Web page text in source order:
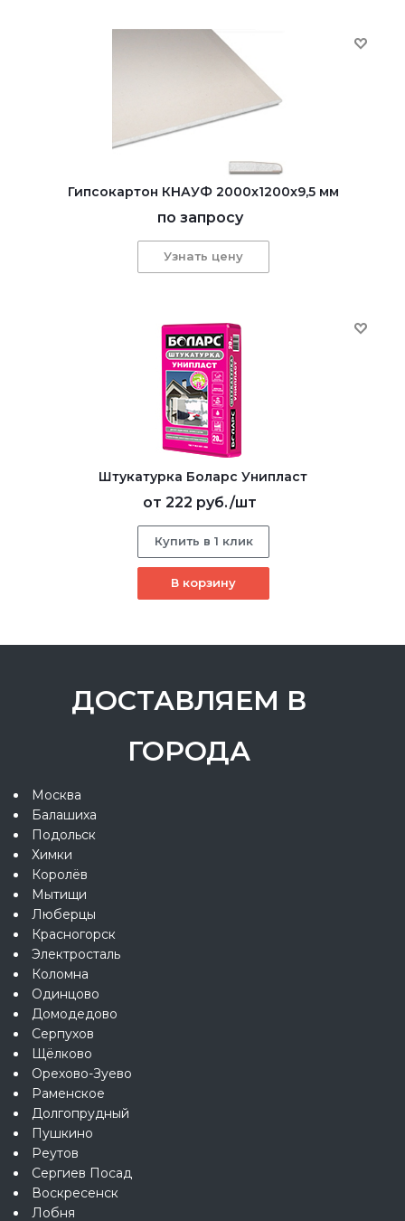
Гипсокартон КНАУФ 2000x1200x9,5 мм
по запросу
Узнать цену
Штукатурка Боларс Унипласт
от 222 руб./шт
Купить в 1 клик
В корзину
ДОСТАВЛЯЕМ В
ГОРОДА
Москва
Балашиха
Подольск
Химки
Королёв
Мытищи
Люберцы
Красногорск
Электросталь
Коломна
Одинцово
Домодедово
Серпухов
Щёлково
Орехово-Зуево
Раменское
Долгопрудный
Пушкино
Реутов
Сергиев Посад
Воскресенск
Лобня